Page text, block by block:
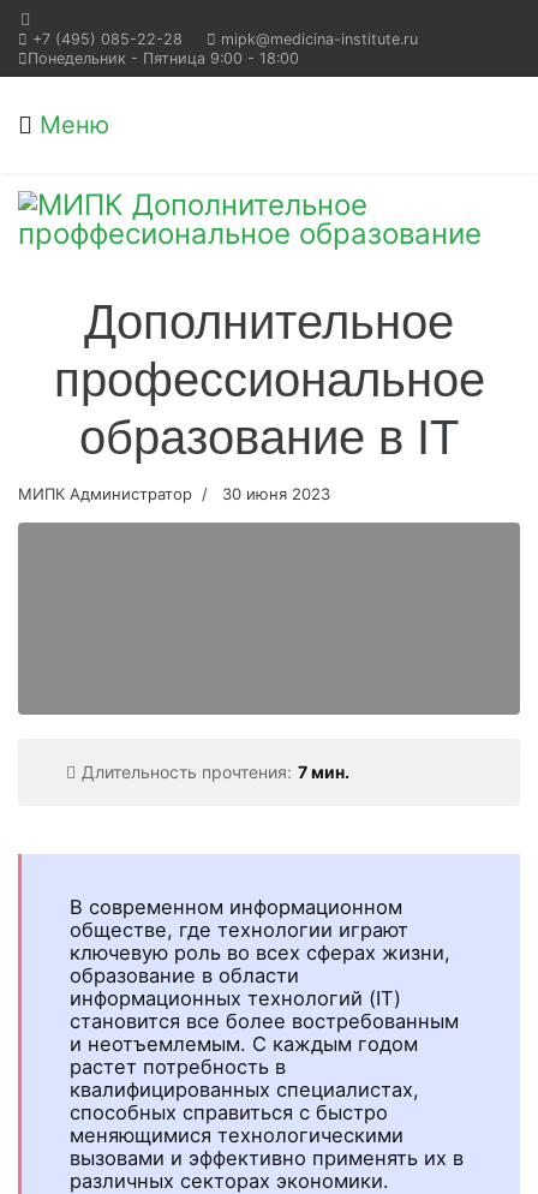
+7 (495) 085-22-28
mipk@medicina-institute.ru
Понедельник - Пятница 9:00 - 18:00
Меню
Дополнительное
профессиональное
образование в IT
МИПК Администратор 30 июня 2023
Длительность прочтения: 7 мин.
В современном информационном
обществе, где технологии играют
ключевую роль во всех сферах жизни,
образование в области
информационных технологий (IT)
становится все более востребованным
и неотъемлемым. С каждым годом
растет потребность в
квалифицированных специалистах,
способных справиться с быстро
меняющимися технологическими
вызовами и эффективно применять их в
различных секторах экономики.